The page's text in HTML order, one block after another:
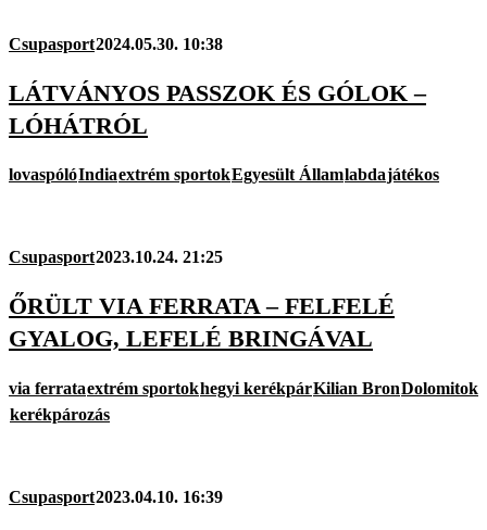
Csupasport2024.05.30. 10:38
LÁTVÁNYOS PASSZOK ÉS GÓLOK –
LÓHÁTRÓL
lovaspólóIndiaextrém sportokEgyesült Államlabdajátékos
Csupasport2023.10.24. 21:25
ŐRÜLT VIA FERRATA – FELFELÉ
GYALOG, LEFELÉ BRINGÁVAL
via ferrataextrém sportokhegyi kerékpárKilian BronDolomitok
kerékpározás
Csupasport2023.04.10. 16:39